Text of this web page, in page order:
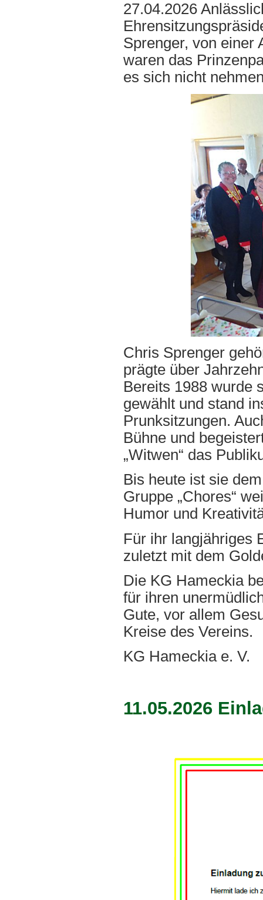
27.04.2026
Sprenger, von einer
waren das
es sich nicht
Chris Sprenger
prägte über
Bereits 1988 wurde
gewählt und stand
Prunksitzungen.
Bühne und
„Witwen“ das
Bis heute ist sie
Gruppe „Chores“
Humor und
Für ihr langjähriges
zuletzt mit dem
Die KG Hameckia
für ihren
Gute, vor allem
Kreise des Vereins.
KG Hameckia e. V.
11.05.2026